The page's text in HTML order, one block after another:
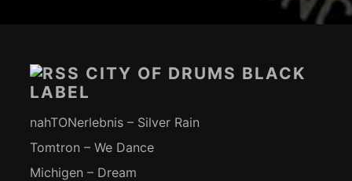
CITY OF DRUMS BLACK
LABEL
nahTONerlebnis – Silver Rain
Tomtron – We Dance
Michigen – Dream